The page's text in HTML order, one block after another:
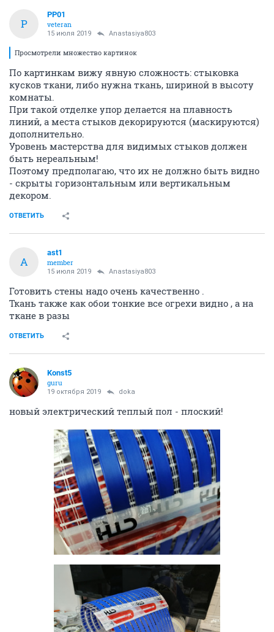
P
PP01
veteran
15 июля 2019 Anastasiya803
Просмотрели множество картинок
По картинкам вижу явную сложность: стыковка
кусков ткани, либо нужна ткань, шириной в высоту
комнаты.
При такой отделке упор делается на плавность
линий, а места стыков декорируются (маскируются)
дополнительно.
Уровень мастерства для видимых стыков должен
быть нереальным!
Поэтому предполагаю, что их не должно быть видно
- скрыты горизонтальным или вертикальным
декором.
ОТВЕТИТЬ
A
ast1
member
15 июля 2019 Anastasiya803
Готовить стены надо очень качественно .
Ткань также как обои тонкие все огрехи видно , а на
ткане в разы
ОТВЕТИТЬ
Konst5
guru
19 октября 2019 doka
новый электрический теплый пол - плоский!